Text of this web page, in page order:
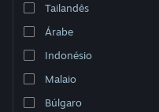
Ver versão para computadores
Tailandês
Árabe
Indonésio
Malaio
Búlgaro